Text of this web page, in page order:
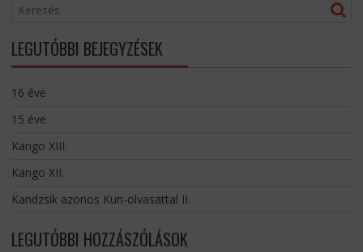
LEGUTÓBBI BEJEGYZÉSEK
16 éve
15 éve
Kango XIII.
Kango XII.
Kandzsik azonos Kun-olvasattal II.
LEGUTÓBBI HOZZÁSZÓLÁSOK